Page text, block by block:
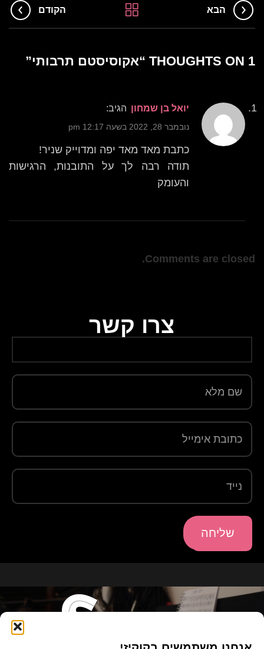
הבא הקודם
1 THOUGHTS ON “ אקוסיסטם תרבותי”
יואל בן שמחון הגיב:
נובמבר 28, 2022 בשעה 12:17 pm
כתבת מאד מאד יפה ומדוייק שניר!
תודה רבה לך על התובנות, הרגישות
והעומק
Comments are closed.
צרו קשר
שליחה